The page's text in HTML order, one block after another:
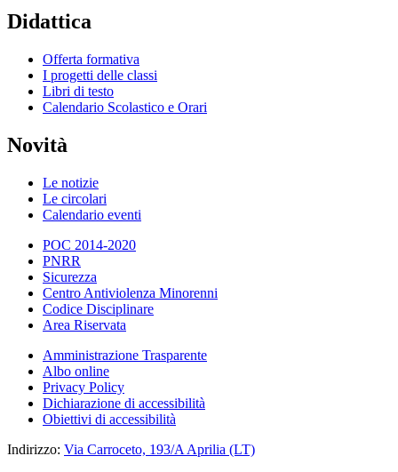
Didattica
Offerta formativa
I progetti delle classi
Libri di testo
Calendario Scolastico e Orari
Novità
Le notizie
Le circolari
Calendario eventi
POC 2014-2020
PNRR
Sicurezza
Centro Antiviolenza Minorenni
Codice Disciplinare
Area Riservata
Amministrazione Trasparente
Albo online
Privacy Policy
Dichiarazione di accessibilità
Obiettivi di accessibilità
Indirizzo: Via Carroceto, 193/A Aprilia (LT)